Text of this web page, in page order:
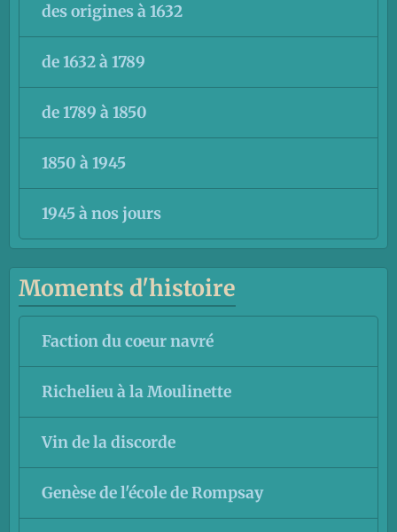
des origines à 1632
de 1632 à 1789
de 1789 à 1850
1850 à 1945
1945 à nos jours
Moments d'histoire
Faction du coeur navré
Richelieu à la Moulinette
Vin de la discorde
Genèse de l'école de Rompsay